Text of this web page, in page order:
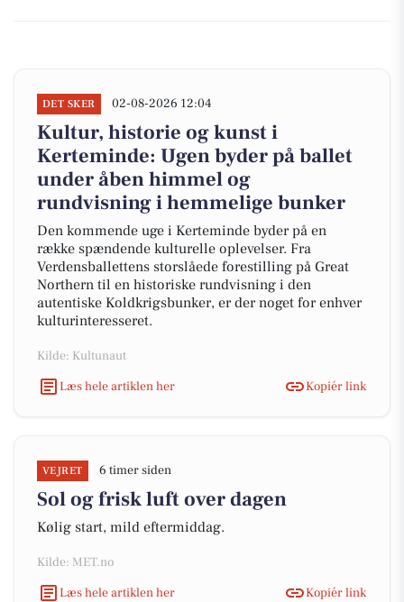
DET SKER 02-08-2026 12:04
Kultur, historie og kunst i
Kerteminde: Ugen byder på ballet
under åben himmel og
rundvisning i hemmelige bunker
Den kommende uge i Kerteminde byder på en
række spændende kulturelle oplevelser. Fra
Verdensballettens storslåede forestilling på Great
Northern til en historiske rundvisning i den
autentiske Koldkrigsbunker, er der noget for enhver
kulturinteresseret.
Kilde: Kultunaut
Læs hele artiklen her
Kopiér link
VEJRET 6 timer siden
Sol og frisk luft over dagen
Kølig start, mild eftermiddag.
Kilde: MET.no
Læs hele artiklen her
Kopiér link